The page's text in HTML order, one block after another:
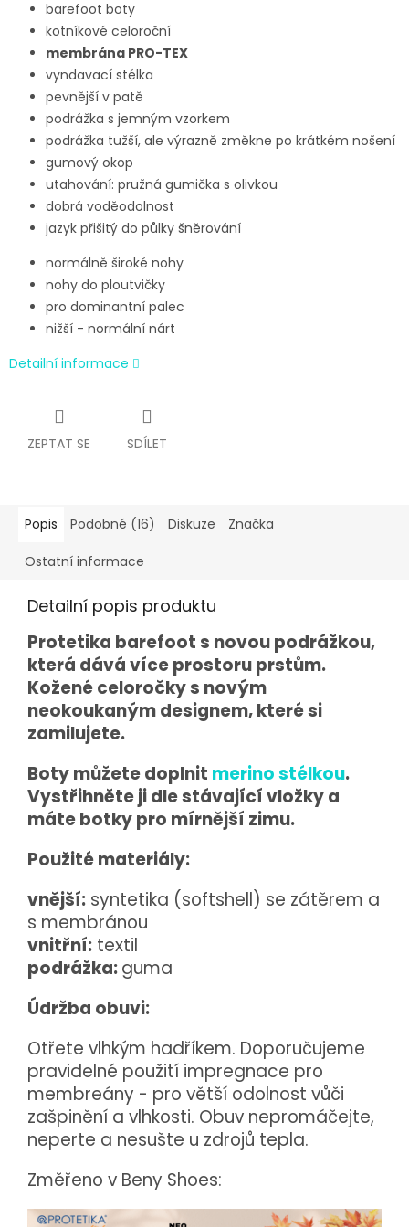
barefoot boty
kotníkové celoroční
membrána PRO-TEX
vyndavací stélka
pevnější v patě
podrážka s jemným vzorkem
podrážka tužší, ale výrazně změkne po krátkém nošení
gumový okop
utahování: pružná gumička s olivkou
dobrá voděodolnost
jazyk přišitý do půlky šněrování
normálně široké nohy
nohy do ploutvičky
pro dominantní palec
nižší - normální nárt
Detailní informace
ZEPTAT SE SDÍLET
Popis Podobné (16) Diskuze Značka
Ostatní informace
Detailní popis produktu
Protetika barefoot s novou podrážkou,
která dává více prostoru prstům.
Kožené celoročky s novým
neokoukaným designem, které si
zamilujete.
Boty můžete doplnit merino stélkou.
Vystřihněte ji dle stávající vložky a
máte botky pro mírnější zimu.
Použité materiály:
vnější: syntetika (softshell) se zátěrem a
s membránou
vnitřní: textil
podrážka:guma
Údržba obuvi:
Otřete vlhkým hadříkem. Doporučujeme
pravidelné použití impregnace pro
membreány - pro větší odolnost vůči
zašpinění a vlhkosti. Obuv nepromáčejte,
neperte a nesušte u zdrojů tepla.
Změřeno v Beny Shoes: